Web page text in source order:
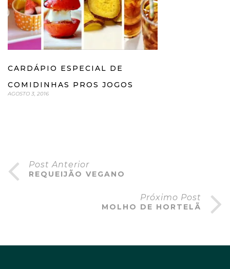
CARDÁPIO ESPECIAL DE
COMIDINHAS PROS JOGOS
AGOSTO 3, 2016
Post Anterior
REQUEIJÃO VEGANO
Próximo Post
MOLHO DE HORTELÃ